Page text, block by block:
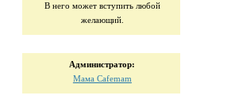
В него может вступить любой
желающий.
Администратор:
Мама Cafemam